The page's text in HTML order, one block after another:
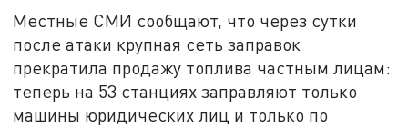
Местные СМИ сообщают, что через сутки
после атаки крупная сеть заправок
прекратила продажу топлива частным лицам:
теперь на 53 станциях заправляют только
машины юридических лиц и только по